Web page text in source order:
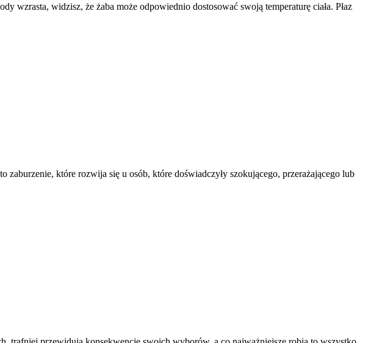
wzrasta, widzisz, że żaba może odpowiednio dostosować swoją temperaturę ciała. Płaz
zaburzenie, które rozwija się u osób, które doświadczyły szokującego, przerażającego lub